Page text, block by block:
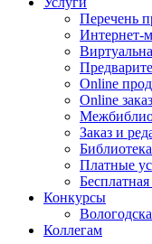
Перечень
Интернет-
Online
Online
Заказ и
Платные
Конкурсы
Коллегам